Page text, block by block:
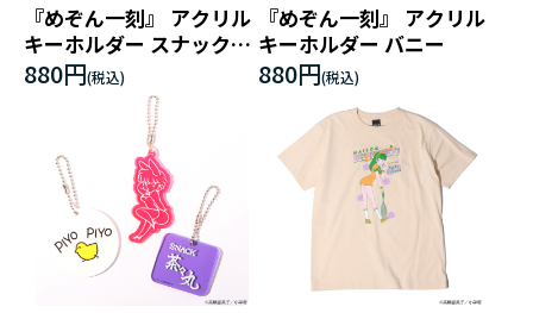
『めぞん一刻』 アクリル
キーホルダー スナック
茶々丸
880円
『めぞん一刻』 アクリル
キーホルダー バニー
880円